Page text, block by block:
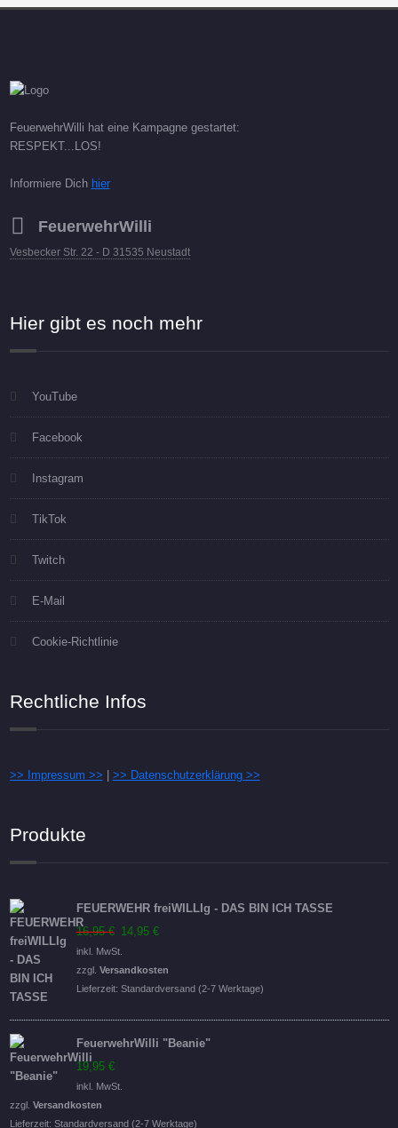
FeuerwehrWilli hat eine Kampagne gestartet:
RESPEKT...LOS!
Informiere Dich hier
FeuerwehrWilli
Vesbecker Str. 22 - D 31535 Neustadt
Hier gibt es noch mehr
YouTube
Facebook
Instagram
TikTok
Twitch
E-Mail
Cookie-Richtlinie
Rechtliche Infos
>> Impressum >> >> Datenschutzerklärung >>
Produkte
FEUERWEHR freiWILLIg - DAS BIN ICH TASSE
16,95€ Ursprünglicher
Preis
war:
16,95 €
14,95 €
ist:
14,95 €.
inkl. MwSt.
zzgl. Versandkosten
Lieferzeit: Standardversand (2-7 Werktage)
FeuerwehrWilli "Beanie"
19,95 €
inkl. MwSt.
zzgl. Versandkosten
Lieferzeit: Standardversand (2-7 Werktage)